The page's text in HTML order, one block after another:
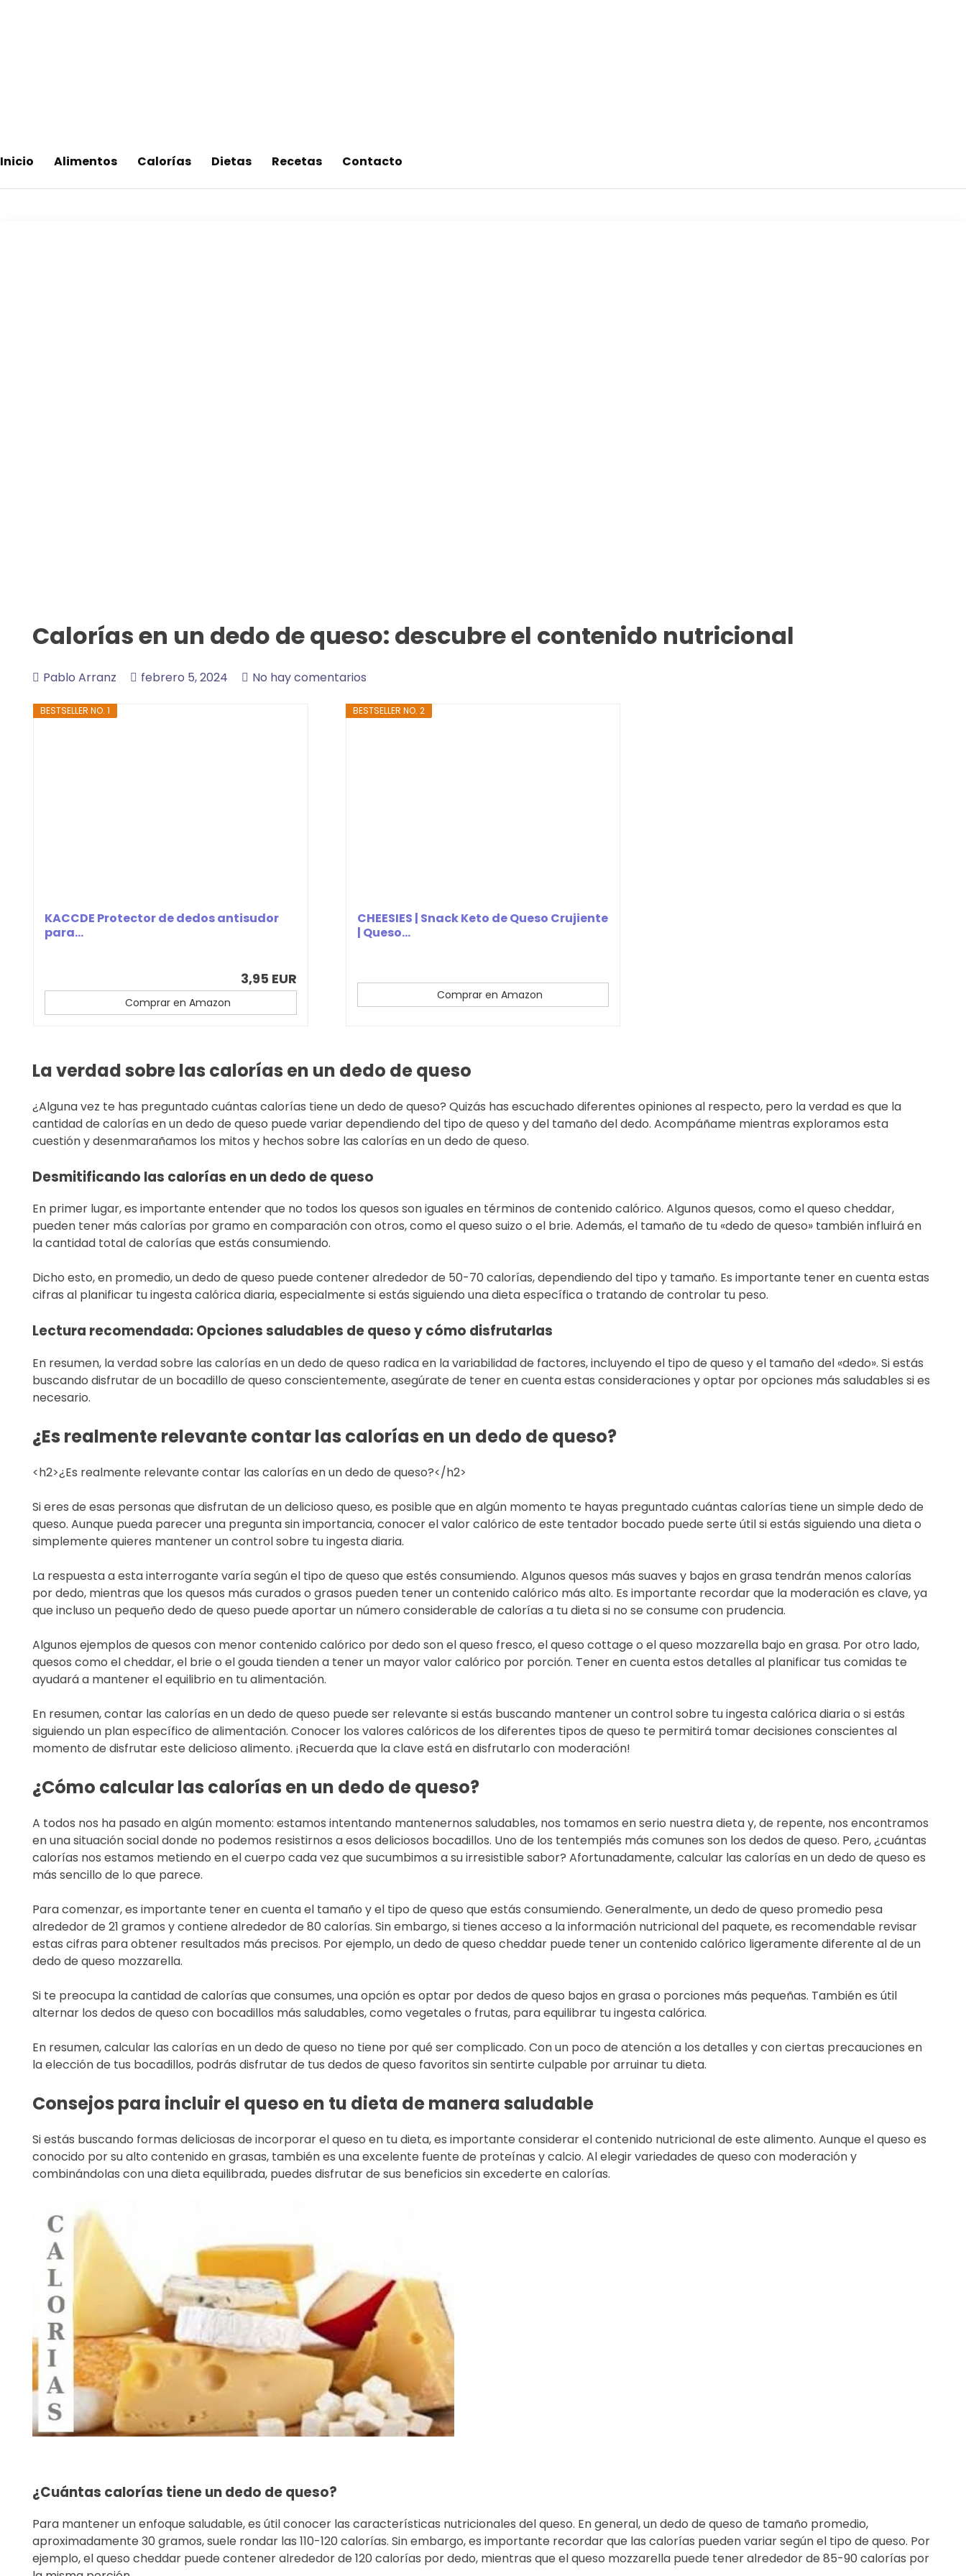
Adelgaza con en tu linea-alimentos saludables
Inicio Alimentos Calorías Dietas Recetas Contacto
Calorías en un dedo de queso: descubre el contenido nutricional
Pablo Arranz febrero 5, 2024 No hay comentarios
BESTSELLER NO. 1
KACCDE Protector de dedos antisudor
para...
3,95 EUR
Comprar en Amazon
BESTSELLER NO. 2
CHEESIES | Snack Keto de Queso Crujiente
| Queso...
Comprar en Amazon
La verdad sobre las calorías en un dedo de queso
¿Alguna vez te has preguntado cuántas calorías tiene un dedo de queso? Quizás has escuchado diferentes opiniones al respecto, pero la verdad es que la
cantidad de calorías en un dedo de queso puede variar dependiendo del tipo de queso y del tamaño del dedo. Acompáñame mientras exploramos esta
cuestión y desenmarañamos los mitos y hechos sobre las calorías en un dedo de queso.
Desmitificando las calorías en un dedo de queso
En primer lugar, es importante entender que no todos los quesos son iguales en términos de contenido calórico. Algunos quesos, como el queso cheddar,
pueden tener más calorías por gramo en comparación con otros, como el queso suizo o el brie. Además, el tamaño de tu «dedo de queso» también influirá en
la cantidad total de calorías que estás consumiendo.
Dicho esto, en promedio, un dedo de queso puede contener alrededor de 50-70 calorías, dependiendo del tipo y tamaño. Es importante tener en cuenta estas
cifras al planificar tu ingesta calórica diaria, especialmente si estás siguiendo una dieta específica o tratando de controlar tu peso.
Lectura recomendada: Opciones saludables de queso y cómo disfrutarlas
En resumen, la verdad sobre las calorías en un dedo de queso radica en la variabilidad de factores, incluyendo el tipo de queso y el tamaño del «dedo». Si estás
buscando disfrutar de un bocadillo de queso conscientemente, asegúrate de tener en cuenta estas consideraciones y optar por opciones más saludables si es
necesario.
¿Es realmente relevante contar las calorías en un dedo de queso?
<h2>¿Es realmente relevante contar las calorías en un dedo de queso?</h2>
Si eres de esas personas que disfrutan de un delicioso queso, es posible que en algún momento te hayas preguntado cuántas calorías tiene un simple dedo de
queso. Aunque pueda parecer una pregunta sin importancia, conocer el valor calórico de este tentador bocado puede serte útil si estás siguiendo una dieta o
simplemente quieres mantener un control sobre tu ingesta diaria.
La respuesta a esta interrogante varía según el tipo de queso que estés consumiendo. Algunos quesos más suaves y bajos en grasa tendrán menos calorías
por dedo, mientras que los quesos más curados o grasos pueden tener un contenido calórico más alto. Es importante recordar que la moderación es clave, ya
que incluso un pequeño dedo de queso puede aportar un número considerable de calorías a tu dieta si no se consume con prudencia.
Algunos ejemplos de quesos con menor contenido calórico por dedo son el queso fresco, el queso cottage o el queso mozzarella bajo en grasa. Por otro lado,
quesos como el cheddar, el brie o el gouda tienden a tener un mayor valor calórico por porción. Tener en cuenta estos detalles al planificar tus comidas te
ayudará a mantener el equilibrio en tu alimentación.
En resumen, contar las calorías en un dedo de queso puede ser relevante si estás buscando mantener un control sobre tu ingesta calórica diaria o si estás
siguiendo un plan específico de alimentación. Conocer los valores calóricos de los diferentes tipos de queso te permitirá tomar decisiones conscientes al
momento de disfrutar este delicioso alimento. ¡Recuerda que la clave está en disfrutarlo con moderación!
¿Cómo calcular las calorías en un dedo de queso?
A todos nos ha pasado en algún momento: estamos intentando mantenernos saludables, nos tomamos en serio nuestra dieta y, de repente, nos encontramos
en una situación social donde no podemos resistirnos a esos deliciosos bocadillos. Uno de los tentempiés más comunes son los dedos de queso. Pero, ¿cuántas
calorías nos estamos metiendo en el cuerpo cada vez que sucumbimos a su irresistible sabor? Afortunadamente, calcular las calorías en un dedo de queso es
más sencillo de lo que parece.
Para comenzar, es importante tener en cuenta el tamaño y el tipo de queso que estás consumiendo. Generalmente, un dedo de queso promedio pesa
alrededor de 21 gramos y contiene alrededor de 80 calorías. Sin embargo, si tienes acceso a la información nutricional del paquete, es recomendable revisar
estas cifras para obtener resultados más precisos. Por ejemplo, un dedo de queso cheddar puede tener un contenido calórico ligeramente diferente al de un
dedo de queso mozzarella.
Si te preocupa la cantidad de calorías que consumes, una opción es optar por dedos de queso bajos en grasa o porciones más pequeñas. También es útil
alternar los dedos de queso con bocadillos más saludables, como vegetales o frutas, para equilibrar tu ingesta calórica.
En resumen, calcular las calorías en un dedo de queso no tiene por qué ser complicado. Con un poco de atención a los detalles y con ciertas precauciones en
la elección de tus bocadillos, podrás disfrutar de tus dedos de queso favoritos sin sentirte culpable por arruinar tu dieta.
Consejos para incluir el queso en tu dieta de manera saludable
Si estás buscando formas deliciosas de incorporar el queso en tu dieta, es importante considerar el contenido nutricional de este alimento. Aunque el queso es
conocido por su alto contenido en grasas, también es una excelente fuente de proteínas y calcio. Al elegir variedades de queso con moderación y
combinándolas con una dieta equilibrada, puedes disfrutar de sus beneficios sin excederte en calorías.
¿Cuántas calorías tiene un dedo de queso?
Para mantener un enfoque saludable, es útil conocer las características nutricionales del queso. En general, un dedo de queso de tamaño promedio,
aproximadamente 30 gramos, suele rondar las 110-120 calorías. Sin embargo, es importante recordar que las calorías pueden variar según el tipo de queso. Por
ejemplo, el queso cheddar puede contener alrededor de 120 calorías por dedo, mientras que el queso mozzarella puede tener alrededor de 85-90 calorías por